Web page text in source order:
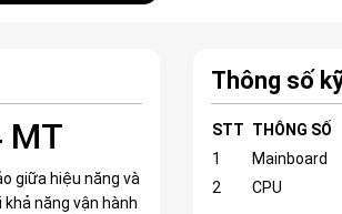
Thông số
STT THÔNG SỐ
1
Mainboard
2
CPU
MT
giữa hiệu năng và
năng vận hành